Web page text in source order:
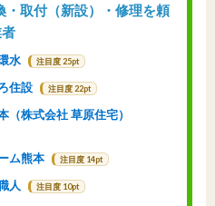
・取付（新設）・修理を頼
水 注目度 25pt
住設 注目度 22pt
（株式会社 草原住宅）
ム熊本 注目度 14pt
人 注目度 10pt